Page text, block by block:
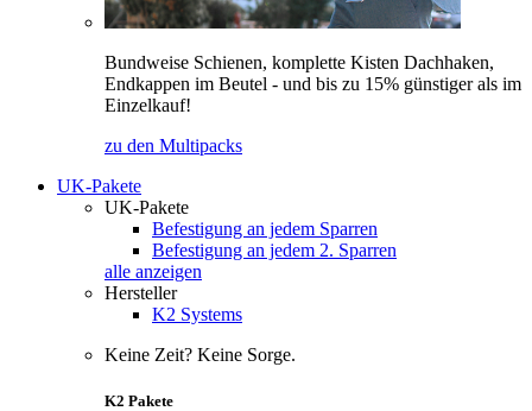
Bundweise Schienen, komplette Kisten Dachhaken,
Endkappen im Beutel - und bis zu 15% günstiger als im
Einzelkauf!
zu den Multipacks
UK-Pakete
UK-Pakete
Befestigung an jedem Sparren
Befestigung an jedem 2. Sparren
alle anzeigen
Hersteller
K2 Systems
Keine Zeit? Keine Sorge.
K2 Pakete